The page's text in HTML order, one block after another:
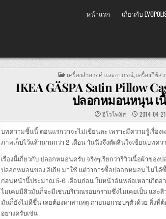
หน้าแรก เกี่ยวกับ
POSTED
IN
เครื่องสำอางค์ และอุปกรณ์, เครื่องใช้ส่
IKEA GÄSPA Satin Pillow
ปลอกหมอนหนุน เ
อีโวโพลิส 2014-04-21
บทความชิ้นนี้ ตอนแรกว่าจะไม่เขียนละ เพราะมีความรู้เรื่อ
ภาพเก็บไว้แล้วนานกว่า 2 เดือน วันนึงจึงตัดสินใจเขียนบทค
เรื่องนี้เกี่ยวกับ ปลอกหมอนครับ จริงๆเรียกว่ารีวิวเนื้อผ้าขอ
ปลอกหมอนของ อิเกีย มาใช้ แต่ว่าการซื้อปลอกหมอน ไม่ไ
ก่อนหน้านี้ประมาณ 5-6 เดือนก่อน ใบหน้าอันหล่อเหลาเกิดอ
ไม่เคยมีสิวมันก็จะมีเช่นบริเวณรอบกรามซึ่งไม่เคยเป็น และ
มันก็ยังไม่ดีขึ้น เลยต้องหาสาเหตุ ภายนอกรอบๆตัวด้วย สิ่ง
อย่างครับเช่น